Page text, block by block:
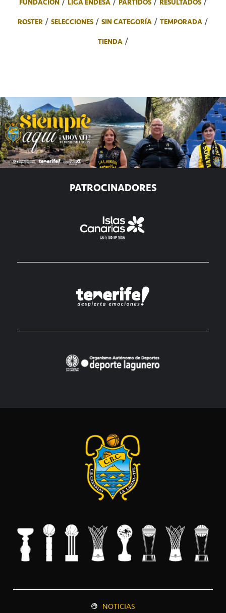
ROSTER
SELECCIONES SIN CATEGORÍA
TEMPORADA
TIENDA
PATROCINADORES
NOTICIAS